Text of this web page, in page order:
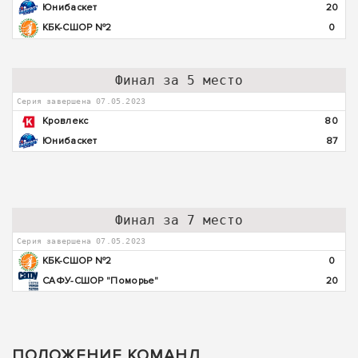
Юнибаскет
20
КБК-СШОР №2
0
Финал за 5 место
Серия завершена 07.05.2023
Кровлекс
80
Юнибаскет
87
Финал за 7 место
Серия завершена 07.05.2023
КБК-СШОР №2
0
САФУ-СШОР "Поморье"
20